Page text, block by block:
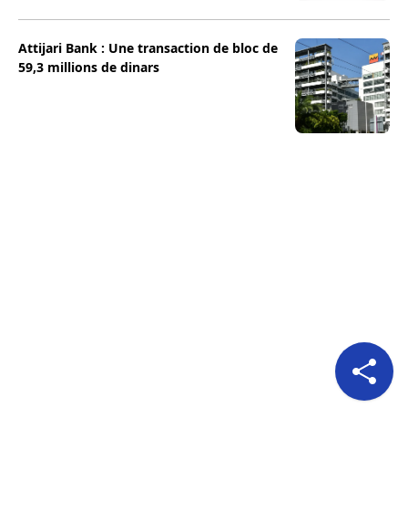
Attijari Bank : Une transaction de bloc de
59,3 millions de dinars